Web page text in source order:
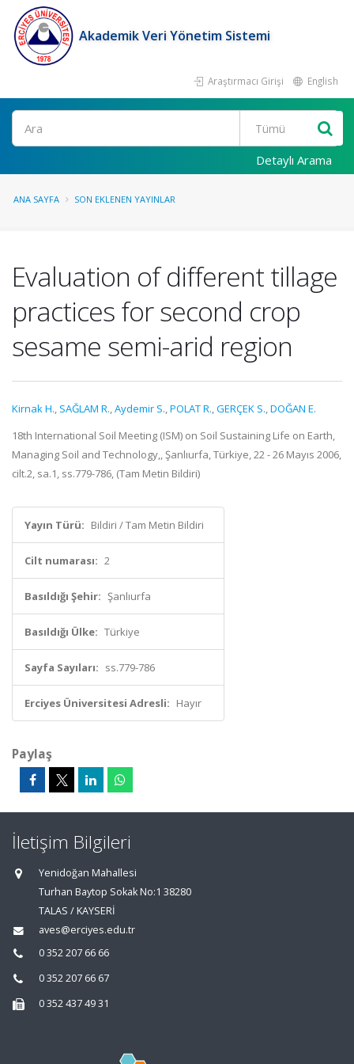
Akademik Veri Yönetim Sistemi
Araştırmacı Girişi English
Ara
Detaylı Arama
ANA SAYFA SON EKLENEN YAYINLAR
Evaluation of different tillage
practices for second crop
sesame semi-arid region
Kirnak H., SAĞLAM R.,Aydemir S.,POLAT R.,GERÇEK S.,DOĞAN E.
18th International Soil Meeting (ISM) on Soil Sustaining Life on Earth,
Managing Soil and Technology,, Şanlıurfa, Türkiye, 22 - 26 Mayıs 2006,
cilt.2, sa.1, ss.779-786, (Tam Metin Bildiri)
Yayın Türü: Bildiri / Tam Metin Bildiri
Cilt numarası: 2
Basıldığı Şehir: Şanlıurfa
Basıldığı Ülke: Türkiye
Sayfa Sayıları: ss.779-786
Erciyes Üniversitesi Adresli: Hayır
Paylaş
İletişim Bilgileri
Yenidoğan Mahallesi
Turhan Baytop Sokak No:1 38280
TALAS / KAYSERİ
aves@erciyes.edu.tr
0 352 207 66 66
0 352 207 66 67
0 352 437 49 31